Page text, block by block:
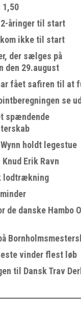
1,50
åringer til start
kom ikke til start
der sælges på
den 29.august
fået safiren til at
se
spændende
holdt legestue
Erik Ravn
lodtrækning
de danske Hambo
vinder flest løb
til Dansk Trav